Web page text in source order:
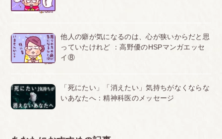
他人の癖が気になるのは、心が狭いからだと思
っていたけれど ：高野優のHSPマンガエッセ
イ⑧
「死にたい」「消えたい」気持ちがなくならな
いあなたへ：精神科医のメッセージ